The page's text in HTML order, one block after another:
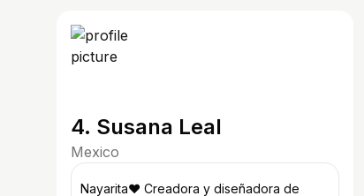
4. Susana Leal
Mexico
Nayarita♥️ Creadora y diseñadora de